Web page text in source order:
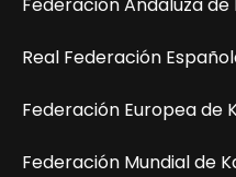
Federación Andaluza
Real Federación
Federación Europea de
Federación Mundial de